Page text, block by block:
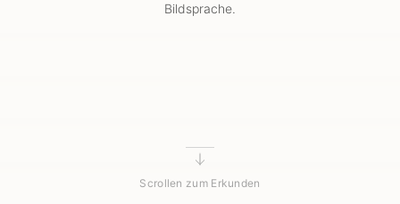
Bildsprache.
Scrollen zum Erkunden